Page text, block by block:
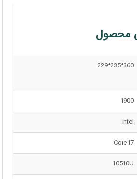
محصول
360*235*229
1900
intel
Core i7
10510U